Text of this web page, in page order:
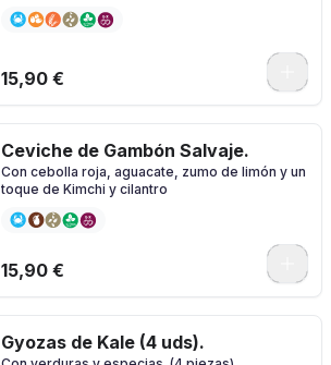
15,90 €
Ceviche de Gambón Salvaje.
Con cebolla roja, aguacate, zumo de limón y un
toque de Kimchi y cilantro
15,90 €
Gyozas de Kale (4 uds).